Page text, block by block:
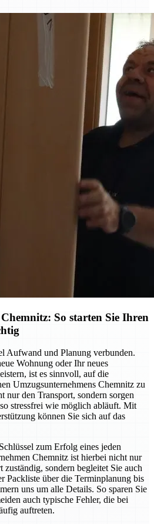
So starten Sie Ihren
Aufwand und Planung verbunden.
Wohnung oder Ihr neues
ist es sinnvoll, auf die
Umzugsunternehmens Chemnitz zu
nur den Transport, sondern sorgen
stressfrei wie möglich abläuft. Mit
können Sie sich auf das
zum Erfolg eines jeden
Chemnitz ist hierbei nicht nur
zuständig, sondern begleitet Sie auch
Packliste über die Terminplanung bis
uns um alle Details. So sparen Sie
auch typische Fehler, die bei
auftreten.